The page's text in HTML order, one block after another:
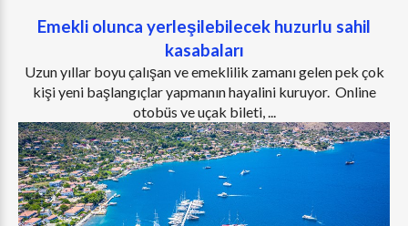
Emekli olunca yerleşilebilecek huzurlu sahil
kasabaları
Uzun yıllar boyu çalışan ve emeklilik zamanı gelen pek çok
kişi yeni başlangıçlar yapmanın hayalini kuruyor. Online
otobüs ve uçak bileti, ...